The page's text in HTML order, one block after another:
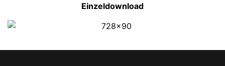
Einzeldownload